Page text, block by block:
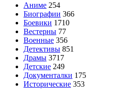
Аниме 254
Биографии 366
Боевики 1710
Вестерны 77
Военные 356
Детективы 851
Драмы 3717
Детские 249
Документалки 175
Исторические 353